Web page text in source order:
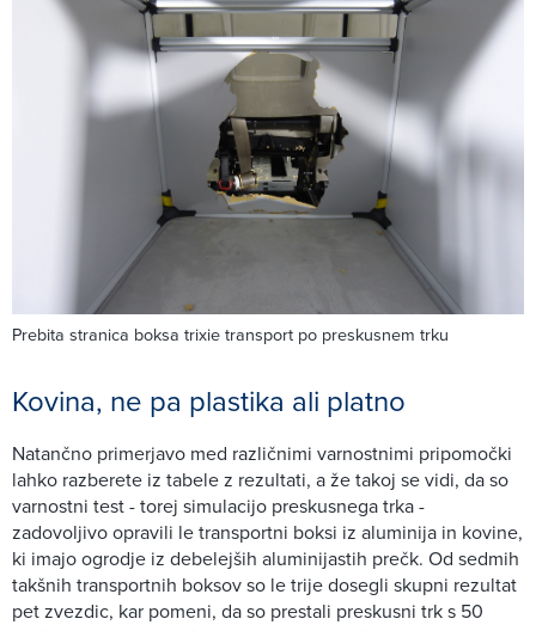
Prebita stranica boksa trixie transport po preskusnem trku
Kovina, ne pa plastika ali platno
Natančno primerjavo med različnimi varnostnimi pripomočki
lahko razberete iz tabele z rezultati, a že takoj se vidi, da so
varnostni test - torej simulacijo preskusnega trka -
zadovoljivo opravili le transportni boksi iz aluminija in kovine,
ki imajo ogrodje iz debelejših aluminijastih prečk. Od sedmih
takšnih transportnih boksov so le trije dosegli skupni rezultat
pet zvezdic, kar pomeni, da so prestali preskusni trk s 50